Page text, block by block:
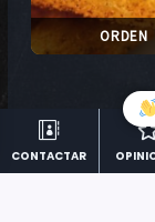
ORDEN

CONTACTAR